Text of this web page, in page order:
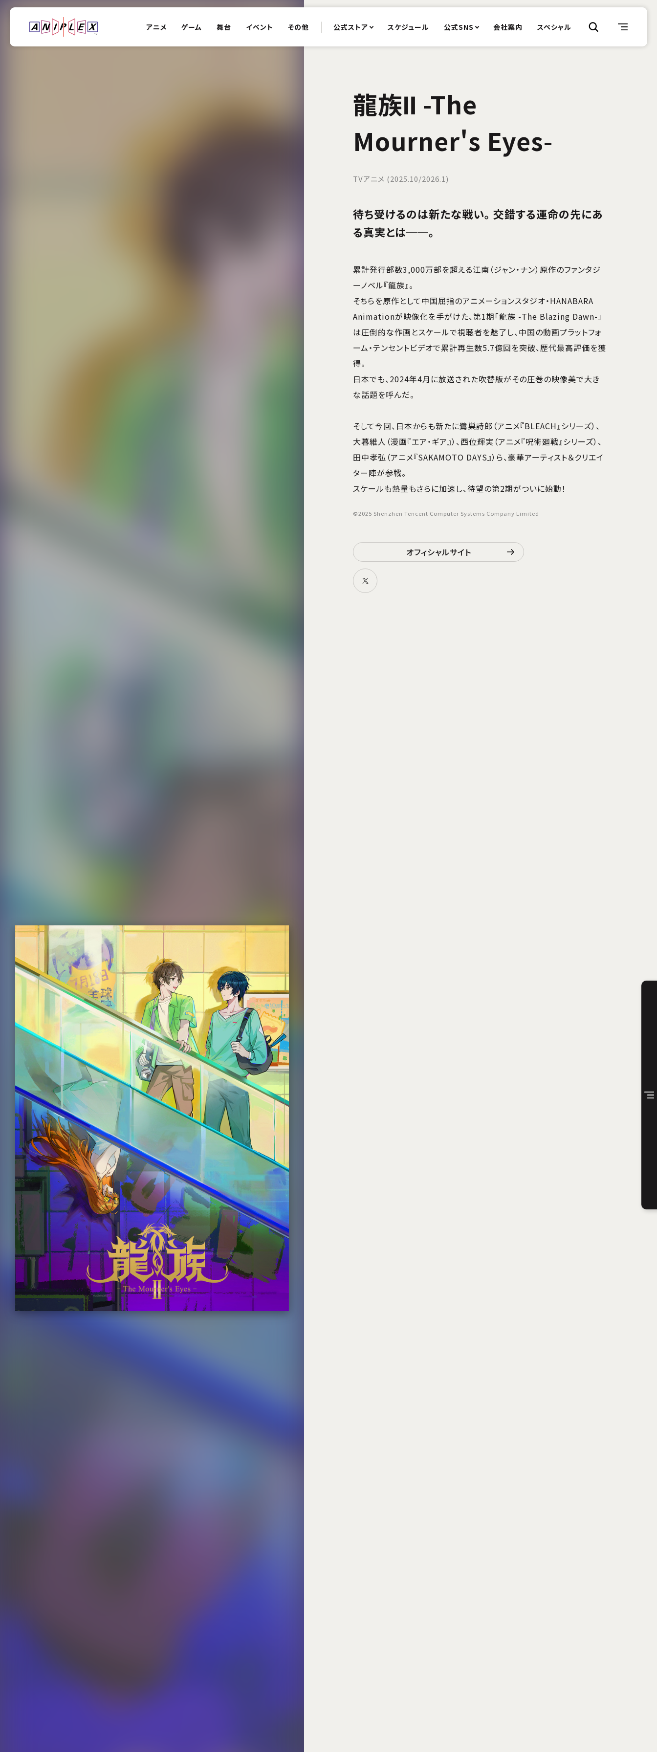
アニメ ゲーム 舞台 イベント その他 公式ストア スケジュール 公式SNS 会社案内 スペシャル
龍族Ⅱ -The
Mourner's Eyes-
TVアニメ (2025.10/2026.1)
待ち受けるのは新たな戦い。 交錯する運命の先にあ
る真実とは──。
累計発行部数3,000万部を超える江南（ジャン・ナン）原作のファンタジ
ーノベル『龍族』。
そちらを原作として中国屈指のアニメーションスタジオ・HANABARA
Animationが映像化を手がけた、第1期「龍族 -The Blazing Dawn-」
は圧倒的な作画とスケールで視聴者を魅了し、中国の動画プラットフォ
ーム・テンセントビデオで累計再生数5.7億回を突破、歴代最高評価を獲
得。
日本でも、2024年4月に放送された吹替版がその圧巻の映像美で大き
な話題を呼んだ。
そして今回、日本からも新たに鷺巣詩郎（アニメ『BLEACH』シリーズ）、
大暮維人（漫画『エア・ギア』）、西位輝実（アニメ『呪術廻戦』シリーズ）、
田中孝弘（アニメ『SAKAMOTO DAYS』）ら、豪華アーティスト＆クリエイ
ター陣が参戦。
スケールも熱量もさらに加速し、待望の第2期がついに始動！
©2025 Shenzhen Tencent Computer Systems Company Limited
オフィシャルサイト